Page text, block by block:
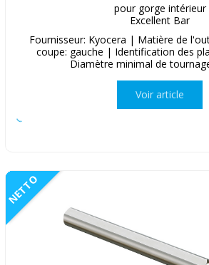
pour gorge intérieur
Excellent Bar
Fournisseur: Kyocera | Matière de
coupe: gauche | Identification des
Diamètre minimal de
Voir article
NETTO